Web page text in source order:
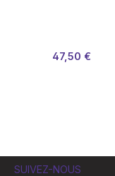
Prix de vente :
47,50 €
SUIVEZ-NOUS